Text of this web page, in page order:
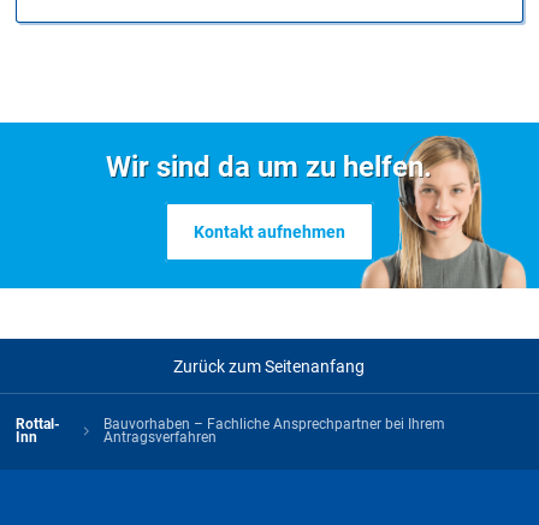
Wir sind da um zu helfen.
Kontakt aufnehmen
Zurück zum Seitenanfang
Rottal-
Inn
Bauvorhaben – Fachliche Ansprechpartner bei Ihrem
Antragsverfahren